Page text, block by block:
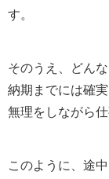
す。
そのうえ、どん
納期までには確
無理をしながら
このように、途